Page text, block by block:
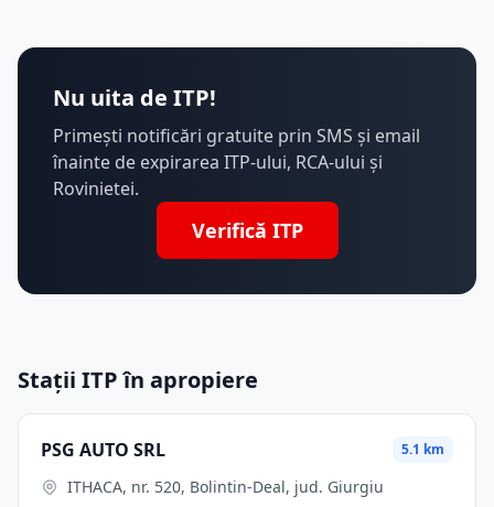
Nu uita de ITP!
Primești notificări gratuite prin SMS și email
înainte de expirarea ITP-ului, RCA-ului și
Rovinietei.
Verifică ITP
Stații ITP în apropiere
PSG AUTO SRL 5.1 km
ITHACA, nr. 520, Bolintin-Deal, jud. Giurgiu